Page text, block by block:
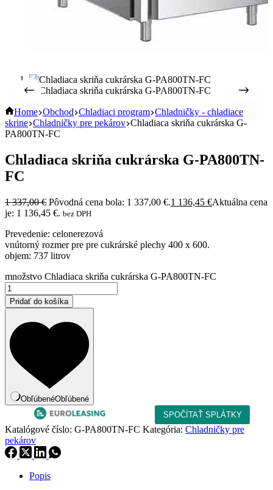
Home Obchod Chladiaci program Chladničky - chladiace
skrine Chladničky pre pekárov Chladiaca skriňa cukrárska G-
PA800TN-FC
Chladiaca skriňa cukrárska G-PA800TN-
FC
1 337,00€ Pôvodná cena bola: 1 337,00 €.1 136,45 €Aktuálna cena
je: 1 136,45 €. bez DPH
Prevedenie: celonerezová
vnútorný rozmer pre pre cukrárské plechy 400 x 600.
objem: 737 litrov
množstvo Chladiaca skriňa cukrárska G-PA800TN-FC
Pridať do košíka
ObľúbenéObľúbené
Katalógové číslo: G-PA800TN-FC Kategória: Chladničky pre
pekárov
Popis